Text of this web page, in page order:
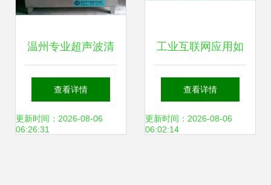
温州专业超声波清
洗机及清洗设备厂
价销售——除油去
查看详情
更新时间：2026-08-06
06:26:31
工业互联网应用如
何落到实处 从网络
设备销售切入的路
查看详情
更新时间：2026-08-06
06:02:14